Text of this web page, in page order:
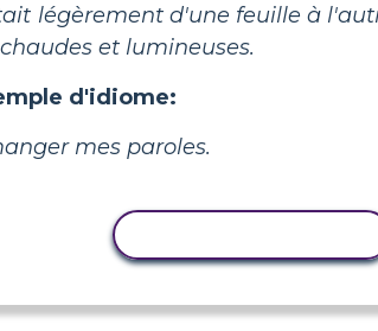
légèrement d'une feuille à
et lumineuses.
d'idiome:
mes paroles.